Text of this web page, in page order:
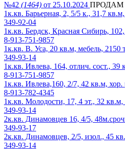
№42 (1464) от 25.10.2024
1к.кв. Барьерная, 2, 5/5 к., 31,7
349-92-04
1к.кв. Бердск, Красная Сибирь,
8-913-751-9857
1к.кв. В. Уса, 20 кв.м, мебель, 2150
349-93-14
1к.кв. Ивлева, 164, отлич. сост., 39
8-913-751-9857
1к.кв. Ивлева,160, 2/7, 42 кв.м, хор.
8-913-782-4345
1к.кв. Молодости, 17, 4 эт., 32
349-93-14
2к.кв. Динамовцев 16, 4/5,
349-93-17
2к.кв. Динамовцев, 2/5, изол., 45
349-93-14